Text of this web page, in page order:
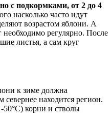
с подкормками, от 2 до 4
насколько часто идут
возрастом яблони. А
регулярно. После
листья, а сам круг
к зиме должна
севернее находится регион.
50°С) корни и стволы